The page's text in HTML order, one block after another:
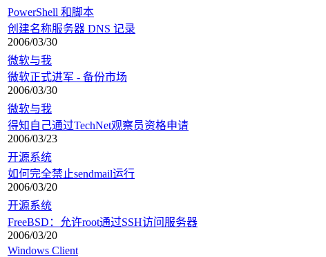
PowerShell 和脚本
创建名称服务器 DNS 记录
2006/03/30
微软与我
微软正式进军 - 备份市场
2006/03/30
微软与我
得知自己通过TechNet观察员资格申请
2006/03/23
开源系统
如何完全禁止sendmail运行
2006/03/20
开源系统
FreeBSD：允许root通过SSH访问服务器
2006/03/20
Windows Client